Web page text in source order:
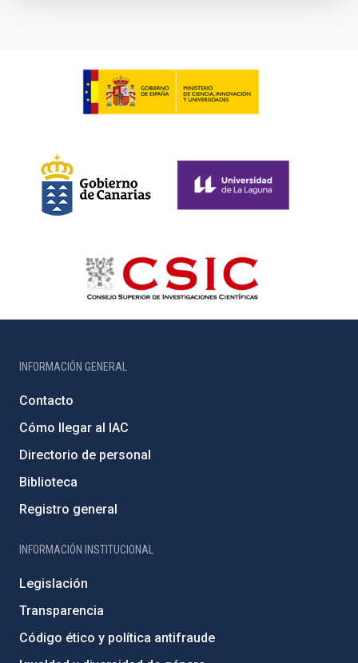
INFORMACIÓN GENERAL
Contacto
Cómo llegar al IAC
Directorio de personal
Biblioteca
Registro general
INFORMACIÓN INSTITUCIONAL
Legislación
Transparencia
Código ético y política antifraude